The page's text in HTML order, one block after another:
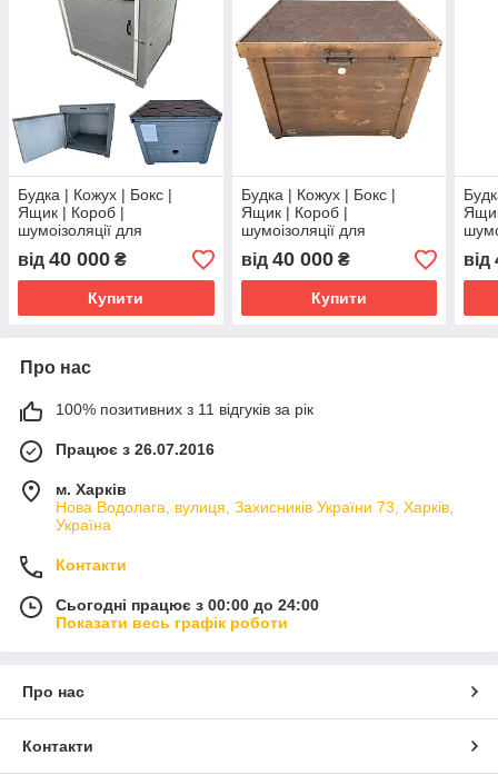
Будка | Кожух | Бокс |
Ящик | Короб |
шумоізоляції для
Генератора 100x100x90
см.
від 40 000 ₴
Купити
Будка | Кожух | Бокс |
Ящик | Короб |
шумоізоляції для
Генератора
від 40 000₴
Купити
від
Про нас
100% позитивних з 11 відгуків за рік
Працює з 26.07.2016
м. Харків
Нова Водолага, вулиця, Захисників України 73, Харків,
Україна
Контакти
Сьогодні працює з 00:00 до 24:00
Показати весь графік роботи
Про нас
Контакти